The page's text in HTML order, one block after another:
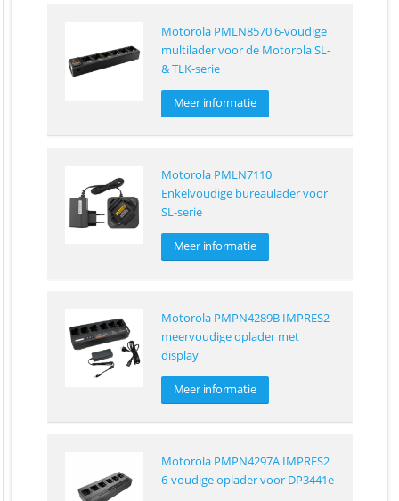
Motorola PMLN8570 6-voudige
multilader voor de Motorola SL-
& TLK-serie
Meer informatie
Motorola PMLN7110
Enkelvoudige bureaulader voor
SL-serie
Meer informatie
Motorola PMPN4289B IMPRES2
meervoudige oplader met
display
Meer informatie
Motorola PMPN4297A IMPRES2
6-voudige oplader voor DP3441e